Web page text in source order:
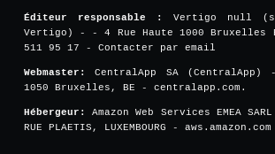
Éditeur responsable :
Vertigo null
Vertigo) - - 4 Rue Haute 1000 Bruxelles
511 95 17 - Contacter par email
Webmaster:CentralApp SA
1050 Bruxelles, BE - centralapp.com.
Hébergeur:Amazon Web Services EMEA
RUE PLAETIS, LUXEMBOURG - aws.amazon.com